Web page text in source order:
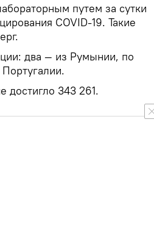
путем за сутки
COVID-19. Такие
два — из Румынии, по
достигло 343 261.